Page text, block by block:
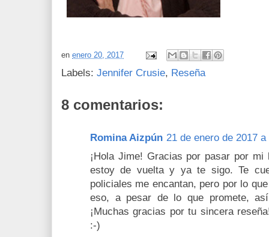
en enero 20, 2017
Labels: Jennifer Crusie, Reseña
8 comentarios:
Romina Aizpún 21 de enero de 2017 a
¡Hola Jime! Gracias por pasar por
estoy de vuelta y ya te sigo. Te
policiales me encantan, pero por lo
eso, a pesar de lo que promete,
¡Muchas gracias por tu sincera
:-)